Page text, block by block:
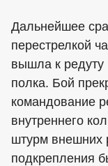
Дальнейшее
перестрелкой
вышла к
полка. Бой
командование
внутреннего
штурм внешних
подкрепления